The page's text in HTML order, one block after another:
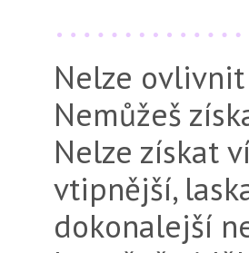
Nelze
Nemůžeš
Nelze získat
vtipnější,
dokonalejší